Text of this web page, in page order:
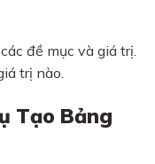
đề mục và giá trị.
trị nào.
Tạo Bảng